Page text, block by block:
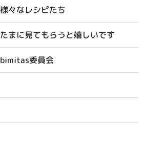
様々なレシピたち
たまに見てもらうと嬉しいです
bimitas委員会